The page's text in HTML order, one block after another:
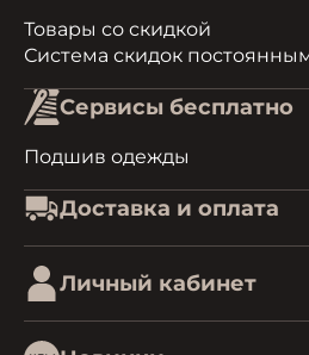
Товары со скидкой
Система скидок
Сервисы бесплатно
Подшив одежды
Доставка и оплата
Личный кабинет